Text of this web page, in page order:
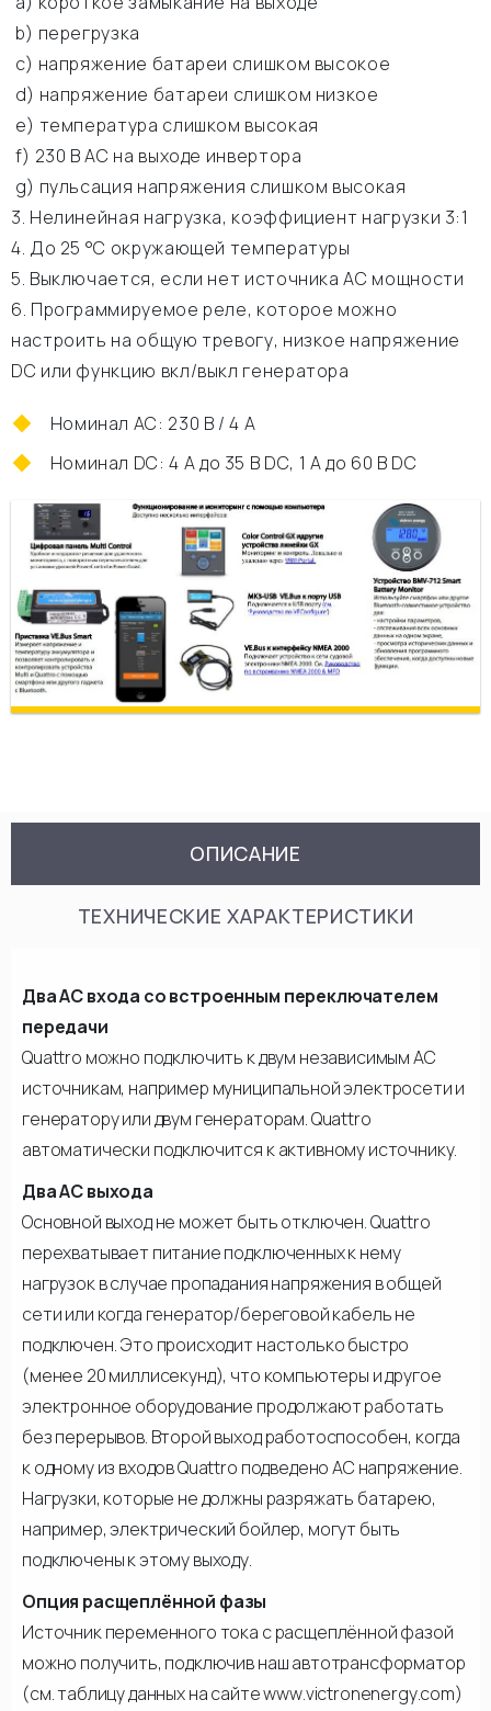
b) перегрузка
c) напряжение батареи слишком высокое
d) напряжение батареи слишком низкое
e) температура слишком высокая
f) 230 В АС на выходе инвертора
g) пульсация напряжения слишком высокая
3. Нелинейная нагрузка, коэффициент нагрузки 3:1
4. До 25 °C окружающей температуры
5. Выключается, если нет источника АС мощности
6. Программируемое реле, которое можно
настроить на общую тревогу, низкое напряжение
DC или функцию вкл/выкл генератора
Номинал АС: 230 В / 4 A
Номинал DC: 4 A до 35 В DC, 1 A до 60 В DC
ОПИСАНИЕ
ТЕХНИЧЕСКИЕ ХАРАКТЕРИСТИКИ
Два АС входа со встроенным переключателем
передачи
Quattro можно подключить к двум независимым АС
источникам, например муниципальной электросети и
генератору или двум генераторам. Quattro
автоматически подключится к активному источнику.
Два АС выхода
Основной выход не может быть отключен. Quattro
перехватывает питание подключенных к нему
нагрузок в случае пропадания напряжения в общей
сети или когда генератор/береговой кабель не
подключен. Это происходит настолько быстро
(менее 20 миллисекунд), что компьютеры и другое
электронное оборудование продолжают работать
без перерывов. Второй выход работоспособен, когда
к одному из входов Quattro подведено АС напряжение.
Нагрузки, которые не должны разряжать батарею,
например, электрический бойлер, могут быть
подключены к этому выходу.
Опция расщеплённой фазы
Источник переменного тока с расщеплённой фазой
можно получить, подключив наш автотрансформатор
(см. таблицу данных на сайте www.victronenergy.com)